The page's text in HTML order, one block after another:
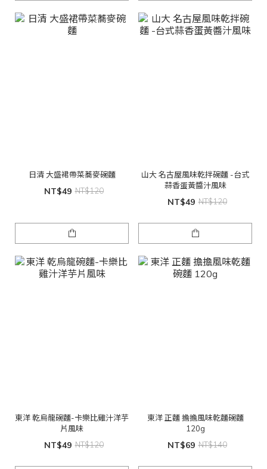
日清 大盛裙帶菜蕎麥碗麵
NT$49 NT$120
山大 名古屋風味乾拌碗麵 -台式
蒜香蛋黃醬汁風味
NT$49 NT$120
東洋 乾烏龍碗麵-卡樂比雞汁洋芋
片風味
NT$49 NT$120
東洋 正麵 擔擔風味乾麵碗麵
120g
NT$69 NT$140